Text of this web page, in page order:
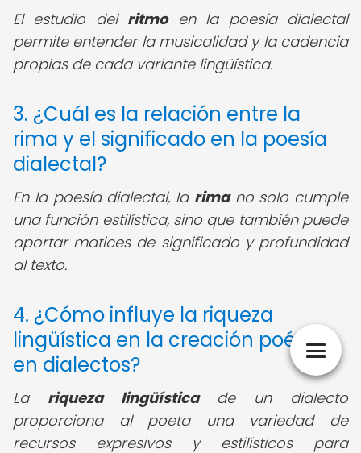
El estudio del ritmoen la poesía dialectal
permite entender la musicalidad y la cadencia
propias de cada variante lingüística.
3. ¿Cuál es la relación entre la
rima y el significado en la poesía
dialectal?
En la poesía dialectal, la rimano solo cumple
una función estilística, sino que también puede
aportar matices de significado y profundidad
al texto.
4. ¿Cómo influye la riqueza
lingüística en la creación poética
en dialectos?
La riqueza lingüísticade un dialecto
proporciona al poeta una variedad de
recursos expresivos y estilísticos para